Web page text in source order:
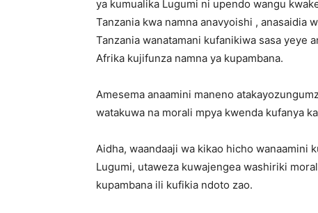
ya kumualika Lugumi ni upendo wangu
Tanzania kwa namna anavyoishi , anasaidia
Tanzania wanatamani kufanikiwa sasa yeye
Afrika kujifunza namna ya kupambana.
Amesema anaamini maneno
watakuwa na morali mpya kwenda kufanya
Aidha, waandaaji wa kikao hicho wanaamini
Lugumi, utaweza kuwajengea washiriki
kupambana ili kufikia ndoto zao.